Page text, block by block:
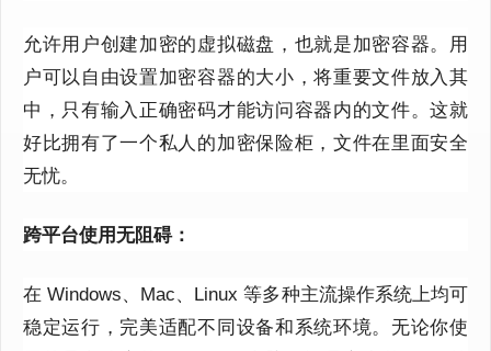
允许用户创建加密的虚拟磁盘，也就是加密容器。用
户可以自由设置加密容器的大小，将重要文件放入其
中，只有输入正确密码才能访问容器内的文件。这就
好比拥有了一个私人的加密保险柜，文件在里面安全
无忧。
跨平台使用无阻碍：
在 Windows、 Mac、 Linux等多种主流操作系统上均可
稳定运行，完美适配不同设备和系统环境。无论你使